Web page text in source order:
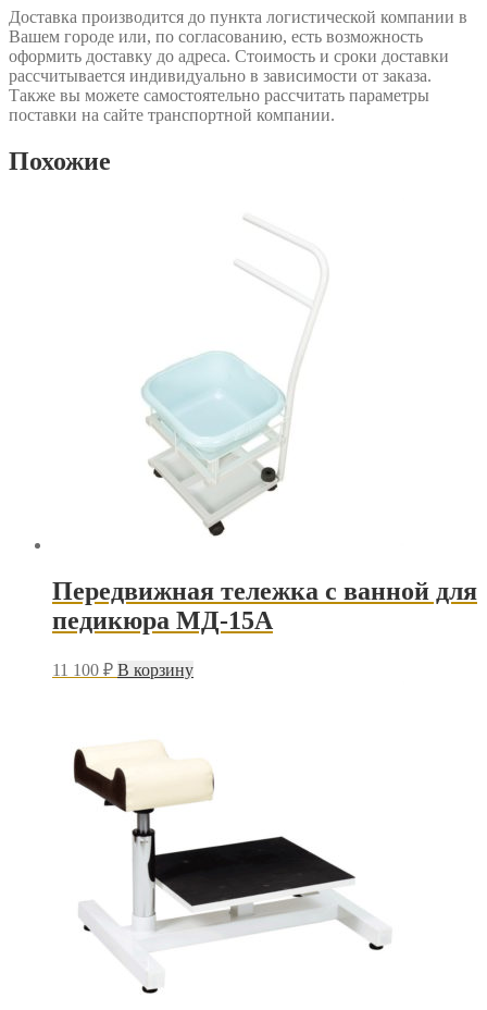
Доставка производится до пункта логистической компании в
Вашем городе или, по согласованию, есть возможность
оформить доставку до адреса. Стоимость и сроки доставки
рассчитывается индивидуально в зависимости от заказа.
Также вы можете самостоятельно рассчитать параметры
поставки на сайте транспортной компании.
Похожие
Передвижная тележка с ванной для
педикюра МД-15А
11 100 ₽ В корзину